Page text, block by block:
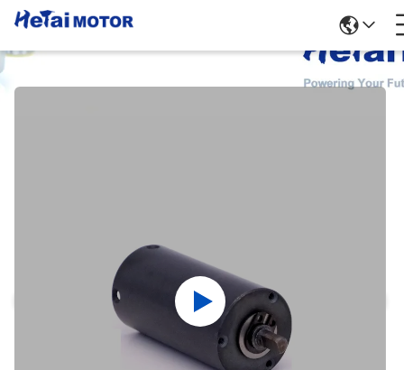
পণ্যের বিবরণ